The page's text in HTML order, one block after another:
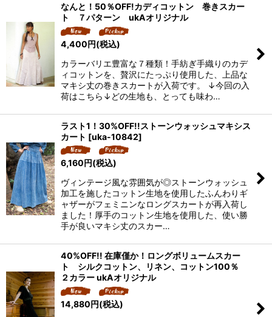
なんと！50％OFF!カディコットン 巻きスカー
ト ７パターン ukAオリジナル
4,400円(税込)
カラーバリエ豊富な７種類！手紡ぎ手織りのカデ
ィコットンを、贅沢にたっぷり使用した、上品な
マキシ丈の巻きスカートが入荷です。 ↓今回の入
荷はこちら↓どの生地も、とっても味わ…
ラスト1！30%OFF!!ストーンウォッシュマキシス
カート [uka-10842]
6,160円(税込)
ヴィンテージ風な雰囲気が◎ストーンウォッシュ
加工を施したコットン生地を使用したふんわりギ
ャザーがフェミニンなロングスカートが再入荷し
ました！厚手のコットン生地を使用した、使い勝
手が良いマキシ丈のスカー…
40%OFF!! 在庫僅か！ロングボリュームスカー
ト シルクコットン、リネン、コットン100％
２カラー ukAオリジナル
14,880円(税込)